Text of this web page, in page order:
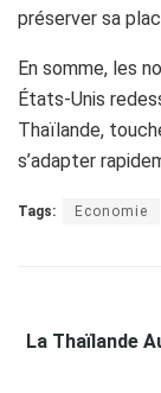
préserver sa
En somme, les
États-Unis
Thaïlande,
s’adapter
Tags: Economie
La Thaïlande